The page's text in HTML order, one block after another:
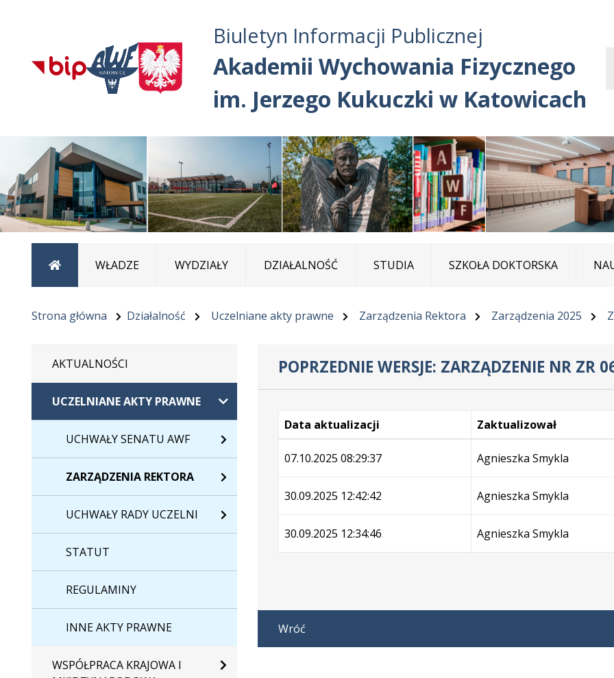
Przejdź do
głównego menu
Przejdź do treści
Przejdź do mapy
serwisu
Biuletyn Informacji Publicznej
Akademii Wychowania Fizycznego
im. Jerzego Kukuczki w Katowicach
Strona główna
WŁADZE WYDZIAŁY DZIAŁALNOŚĆ STUDIA SZKOŁA DOKTORSKA
Strona główna Działalność Uczelniane akty prawne Zarządzenia Rektora Zarządzenia 2025
AKTUALNOŚCI
UCZELNIANE AKTY PRAWNE
UCHWAŁY SENATU AWF
ZARZĄDZENIA REKTORA
UCHWAŁY RADY UCZELNI
STATUT
REGULAMINY
INNE AKTY PRAWNE
WSPÓŁPRACA KRAJOWA I
POPRZEDNIE WERSJE: ZARZĄDZENIE NR ZR
Data aktualizacji Zaktualizował
07.10.2025 08:29:37
Agnieszka Smykla
30.09.2025 12:42:42
Agnieszka Smykla
30.09.2025 12:34:46
Agnieszka Smykla
Wróć